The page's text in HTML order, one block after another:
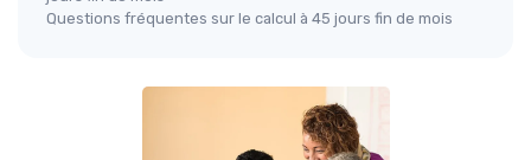
Questions fréquentes sur le calcul à 45 jours fin de mois